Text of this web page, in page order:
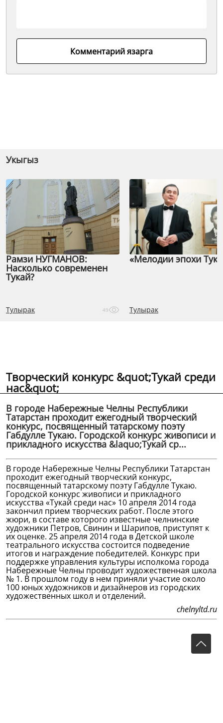
Комментарий язарга
Укыгыз
Рамзи НУГМАНОВ:
Насколько современен
Тукай?
Тулырак 49
«Мелодии эпохи
Тулырак
Творческий конкурс &quot;Тукай среди
нас&quot;
В городе Набережные Челны Республики
Татарстан проходит ежегодный творческий
конкурс, посвященный татарскому поэту
Габдулле Тукаю. Городской конкурс живописи и
прикладного искусства &laquo;Тукай ср...
В городе Набережные Челны Республики Татарстан
проходит ежегодный творческий конкурс,
посвященный татарскому поэту Габдулле Тукаю.
Городской конкурс живописи и прикладного
искусства «Тукай среди нас» 10 апреля 2014 года
закончил прием творческих работ. После этого
жюри, в составе которого известные челнинские
художники Петров, Свинин и Шарипов, приступят к
их оценке. 25 апреля 2014 года в Детской школе
театрального искусства состоится подведение
итогов и награждение победителей. Конкурс при
поддержке управления культуры исполкома города
Набережные Челны проводит художественная школа
№ 1. В прошлом году в нем приняли участие около
100 юных художников и дизайнеров из городских
художественных школ и отделений.
chelnyltd.ru